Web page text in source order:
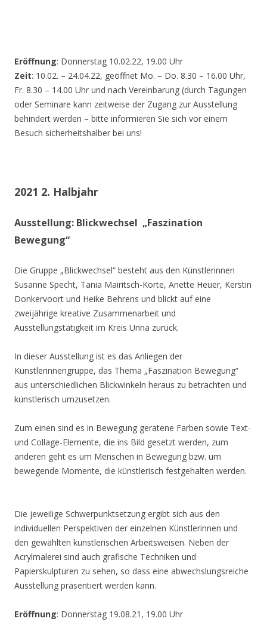
Eröffnung: Donnerstag 10.02.22, 19.00 Uhr
Zeit: 10.02. – 24.04.22, geöffnet Mo. – Do. 8.30 – 16.00 Uhr,
Fr. 8.30 – 14.00 Uhr und nach Vereinbarung (durch Tagungen
oder Seminare kann zeitweise der Zugang zur Ausstellung
behindert werden – bitte informieren Sie sich vor einem
Besuch sicherheitshalber bei uns!
2021 2. Halbjahr
Ausstellung: Blickwechsel „Faszination
Bewegung“
Die Gruppe „Blickwechsel“ besteht aus den Künstlerinnen
Susanne Specht, Tania Mairitsch-Korte, Anette Heuer, Kerstin
Donkervoort und Heike Behrens und blickt auf eine
zweijährige kreative Zusammenarbeit und
Ausstellungstätigkeit im Kreis Unna zurück.
In dieser Ausstellung ist es das Anliegen der
Künstlerinnengruppe, das Thema „Faszination Bewegung“
aus unterschiedlichen Blickwinkeln heraus zu betrachten und
künstlerisch umzusetzen.
Zum einen sind es in Bewegung geratene Farben sowie Text-
und Collage-Elemente, die ins Bild gesetzt werden, zum
anderen geht es um Menschen in Bewegung bzw. um
bewegende Momente, die künstlerisch festgehalten werden.
Die jeweilige Schwerpunktsetzung ergibt sich aus den
individuellen Perspektiven der einzelnen Künstlerinnen und
den gewählten künstlerischen Arbeitsweisen. Neben der
Acrylmalerei sind auch grafische Techniken und
Papierskulpturen zu sehen, so dass eine abwechslungsreiche
Ausstellung präsentiert werden kann.
Eröffnung: Donnerstag 19.08.21, 19.00 Uhr